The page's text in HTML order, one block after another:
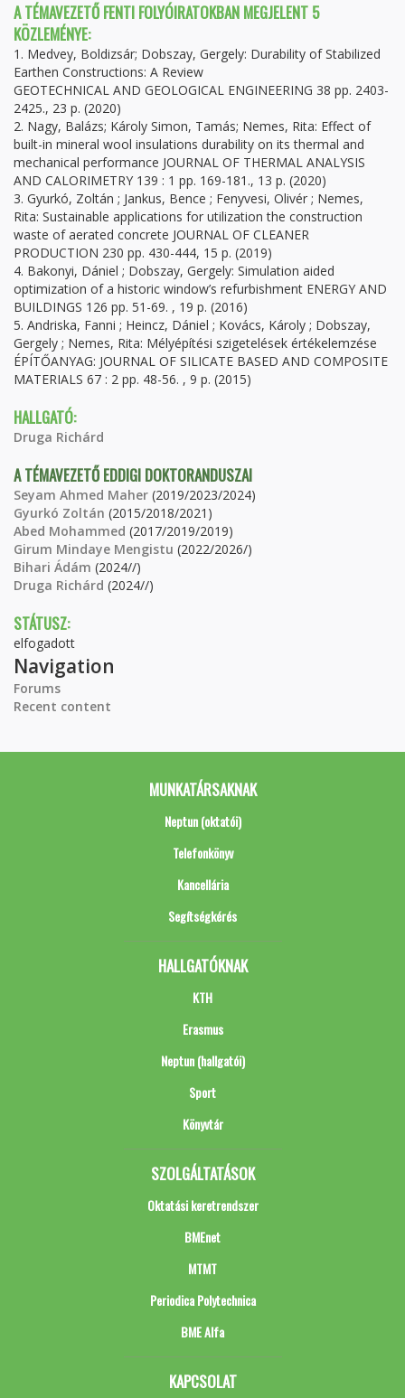
A TÉMAVEZETŐ FENTI FOLYÓIRATOKBAN MEGJELENT 5
KÖZLEMÉNYE:
1. Medvey, Boldizsár; Dobszay, Gergely: Durability of Stabilized
Earthen Constructions: A Review
GEOTECHNICAL AND GEOLOGICAL ENGINEERING 38 pp. 2403-
2425., 23 p. (2020)
2. Nagy, Balázs; Károly Simon, Tamás; Nemes, Rita: Effect of
built-in mineral wool insulations durability on its thermal and
mechanical performance JOURNAL OF THERMAL ANALYSIS
AND CALORIMETRY 139 : 1 pp. 169-181., 13 p. (2020)
3. Gyurkó, Zoltán ; Jankus, Bence ; Fenyvesi, Olivér ; Nemes,
Rita: Sustainable applications for utilization the construction
waste of aerated concrete JOURNAL OF CLEANER
PRODUCTION 230 pp. 430-444, 15 p. (2019)
4. Bakonyi, Dániel ; Dobszay, Gergely: Simulation aided
optimization of a historic window’s refurbishment ENERGY AND
BUILDINGS 126 pp. 51-69. , 19 p. (2016)
5. Andriska, Fanni ; Heincz, Dániel ; Kovács, Károly ; Dobszay,
Gergely ; Nemes, Rita: Mélyépítési szigetelések értékelemzése
ÉPÍTŐANYAG: JOURNAL OF SILICATE BASED AND COMPOSITE
MATERIALS 67 : 2 pp. 48-56. , 9 p. (2015)
HALLGATÓ:
Druga Richárd
A TÉMAVEZETŐ EDDIGI DOKTORANDUSZAI
Seyam Ahmed Maher (2019/2023/2024)
Gyurkó Zoltán (2015/2018/2021)
Abed Mohammed (2017/2019/2019)
Girum Mindaye Mengistu (2022/2026/)
Bihari Ádám (2024//)
Druga Richárd (2024//)
STÁTUSZ:
elfogadott
Navigation
Forums
Recent content
MUNKATÁRSAKNAK
Neptun (oktatói)
Telefonkönyv
Kancellária
Segítségkérés
HALLGATÓKNAK
KTH
Erasmus
Neptun (hallgatói)
Sport
Könyvtár
SZOLGÁLTATÁSOK
Oktatási keretrendszer
BMEnet
MTMT
Periodica Polytechnica
BME Alfa
KAPCSOLAT